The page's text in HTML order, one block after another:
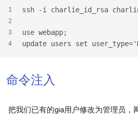
1
2
3
4
ssh -i charlie_id_rsa
use webapp;
update users set
命令注入
把我们已有的gia用户修改为管理员，